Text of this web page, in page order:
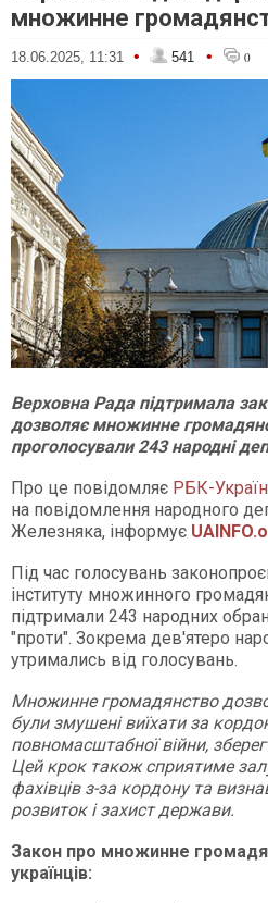
множинне
18.06.2025, 11:31 • 541 • 0
Верховна Рада підтримала
дозволяє множинне
проголосували 243 народні
Про це повідомляє РБК-
на повідомлення народного
Железняка, інформує
Під час голосувань
інституту множинного
підтримали 243 народних
"проти". Зокрема дев'ятеро
утримались від голосувань.
Множинне громадянство
були змушені виїхати за
повномасштабної війни,
Цей крок також сприятиме
фахівців з-за кордону та
розвиток і захист держави.
Закон про множинне
українців: